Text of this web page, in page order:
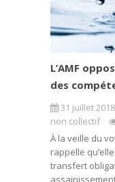
L’AMF
des
31 juillet 2018
non collectif
À la veille du
rappelle
transfert